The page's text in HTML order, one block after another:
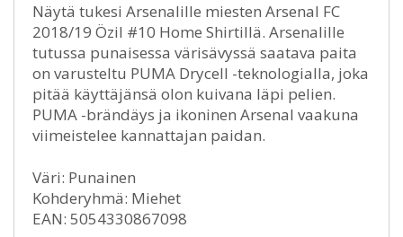
Näytä tukesi Arsenalille miesten Arsenal FC
2018/19 Özil #10 Home Shirtillä. Arsenalille
tutussa punaisessa värisävyssä saatava paita
on varusteltu PUMA Drycell -teknologialla, joka
pitää käyttäjänsä olon kuivana läpi pelien.
PUMA -brändäys ja ikoninen Arsenal vaakuna
viimeistelee kannattajan paidan.
Väri: Punainen
Kohderyhmä: Miehet
EAN: 5054330867098